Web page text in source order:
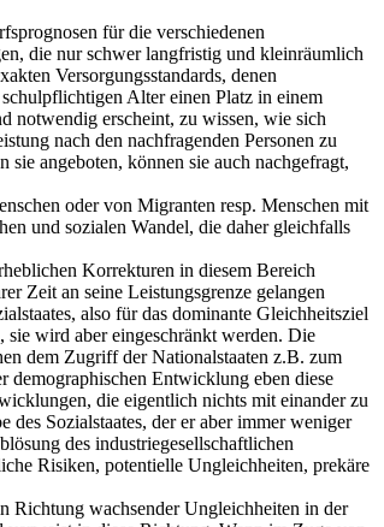
für die verschiedenen
die nur schwer langfristig und kleinräumlich
Versorgungsstandards, denen
Alter einen Platz in einem
notwendig erscheint, zu wissen, wie sich
nach den nachfragenden Personen zu
angeboten, können sie auch nachgefragt,
oder von Migranten resp. Menschen mit
und sozialen Wandel, die daher gleichfalls
Korrekturen in diesem Bereich
Zeit an seine Leistungsgrenze gelangen
also für das dominante Gleichheitsziel
wird aber eingeschränkt werden. Die
dem Zugriff der Nationalstaaten z.B. zum
demographischen Entwicklung eben diese
die eigentlich nichts mit einander zu
Sozialstaates, der er aber immer weniger
des industriegesellschaftlichen
Risiken, potentielle Ungleichheiten, prekäre
Richtung wachsender Ungleichheiten in der